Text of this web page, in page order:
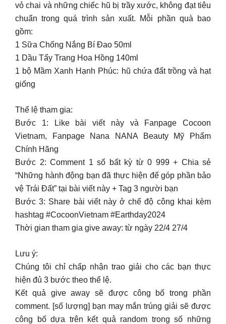
vỏ chai và những chiếc hũ bị trầy xước, không đạt tiêu
chuẩn trong quá trình sản xuất. Mỗi phần quà bao
gồm:
1 Sữa Chống Nắng Bí Đao 50ml
1 Dầu Tẩy Trang Hoa Hồng 140ml
1 bộ Mầm Xanh Hạnh Phúc: hũ chứa đất trồng và hạt
giống
Thể lệ tham gia:
Bước 1: Like bài viết này và Fanpage Cocoon
Vietnam, Fanpage Nana NANA Beauty Mỹ Phẩm
Chính Hãng
Bước 2: Comment 1 số bất kỳ từ 0 999 + Chia sẻ
“Những hành động bạn đã thực hiện để góp phần bảo
vệ Trái Đất” tại bài viết này + Tag 3 người bạn
Bước 3: Share bài viết này ở chế độ công khai kèm
hashtag #CocoonVietnam #Earthday2024
Thời gian tham gia give away: từ ngày 22/4 27/4
Lưu ý:
Chúng tôi chỉ chấp nhận trao giải cho các bạn thực
hiện đủ 3 bước theo thể lệ.
Kết quả give away sẽ được công bố trong phần
comment. [số lượng] bạn may mắn trúng giải sẽ được
công bố dựa trên kết quả random trong số những